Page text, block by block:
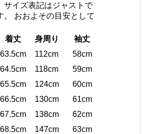
サイズ表記はジャストで
。 おおよその目安として
着丈 身周り
袖丈
63.5cm 112cm
58cm
64.5cm 118cm
59cm
65.5cm 124cm
60cm
66.5cm 130cm
61cm
67.5cm 138cm
62cm
68.5cm 147cm
63cm